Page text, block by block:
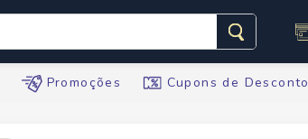
Promoções Cupons de